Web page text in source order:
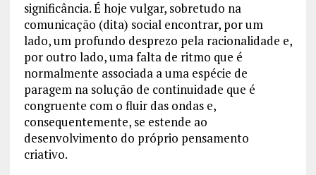
significância. É hoje vulgar, sobretudo na
comunicação (dita) social encontrar, por um
lado, um profundo desprezo pela racionalidade e,
por outro lado, uma falta de ritmo que é
normalmente associada a uma espécie de
paragem na solução de continuidade que é
congruente com o fluir das ondas e,
consequentemente, se estende ao
desenvolvimento do próprio pensamento
criativo.